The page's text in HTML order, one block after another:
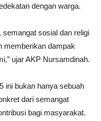
dengan warga.
semangat sosial dan religi
memberikan dampak
ujar AKP Nursamdinah.
ini bukan hanya sebuah
dari semangat
bagi masyarakat.